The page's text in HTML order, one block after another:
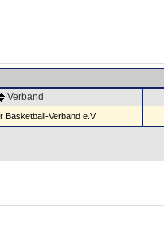
Verband
Basketball-Verband e.V.